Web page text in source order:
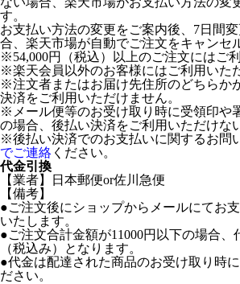
す。
お支払い方法の変更をご案内後、7日間
合、楽天市場が自動でご注文をキャンセ
※54,000円（税込）以上のご注文にはご
※楽天会員以外のお客様にはご利用いた
※注文者またはお届け先住所のどちらか
決済をご利用いただけません。
※メール便等のお受け取り時に受領印や
の場合、後払い決済をご利用いただけな
※後払い決済でのお支払いに関するお問
でご連絡 ください。
代金引換
【業者】日本郵便or佐川急便
【備考】
●ご注文後にショップからメールにてお
いたします。
●ご注文合計金額が11000円以下の場合、
（税込み）となります。
●代金は配達された商品のお受け取り時
ださい。